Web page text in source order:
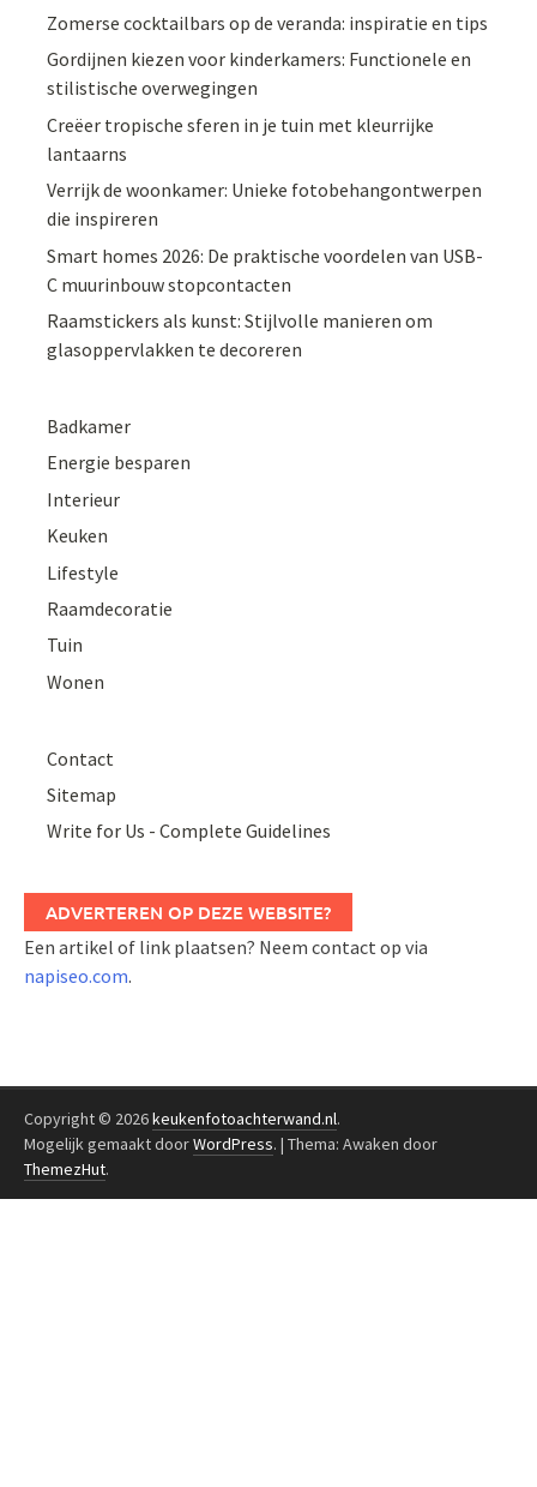
Zomerse cocktailbars op de veranda: inspiratie en tips
Gordijnen kiezen voor kinderkamers: Functionele en
stilistische overwegingen
Creëer tropische sferen in je tuin met kleurrijke
lantaarns
Verrijk de woonkamer: Unieke fotobehangontwerpen
die inspireren
Smart homes 2026: De praktische voordelen van USB-
C muurinbouw stopcontacten
Raamstickers als kunst: Stijlvolle manieren om
glasoppervlakken te decoreren
Badkamer
Energie besparen
Interieur
Keuken
Lifestyle
Raamdecoratie
Tuin
Wonen
Contact
Sitemap
Write for Us - Complete Guidelines
ADVERTEREN OP DEZE WEBSITE?
Een artikel of link plaatsen? Neem contact op via
napiseo.com.
Copyright © 2026keukenfotoachterwand.nl.
Mogelijk gemaakt doorWordPress. | Thema: Awaken door
ThemezHut.